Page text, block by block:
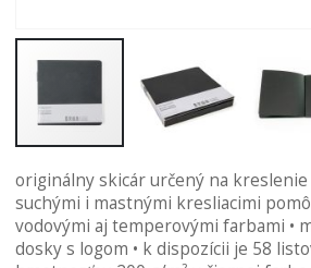
na
začiatok
galérie
obrázkov
originálny skicár určený na
suchými i mastnými kresliacimi
vodovými aj temperovými farbami •
dosky s logom • k dispozícii je 58